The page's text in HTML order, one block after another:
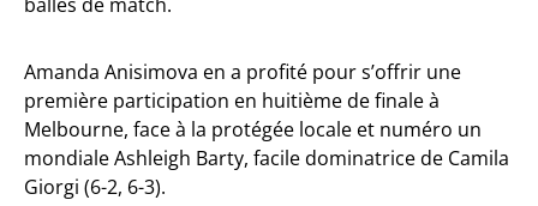
Amanda Anisimova en a profité pour s’offrir une
première participation en huitième de finale à
Melbourne, face à la protégée locale et numéro un
mondiale Ashleigh Barty, facile dominatrice de Camila
Giorgi (6-2, 6-3).